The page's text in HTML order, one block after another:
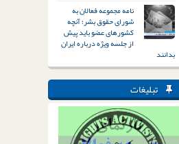
نامه مجموعه فعالان به
شورای حقوق بشر؛ آنچه
کشورهای عضو باید پیش
از جلسه ویژه درباره ایران
بدانند
تبلیغات